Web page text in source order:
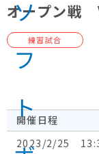
オープン
練習試合
開催日程
2023/2/25